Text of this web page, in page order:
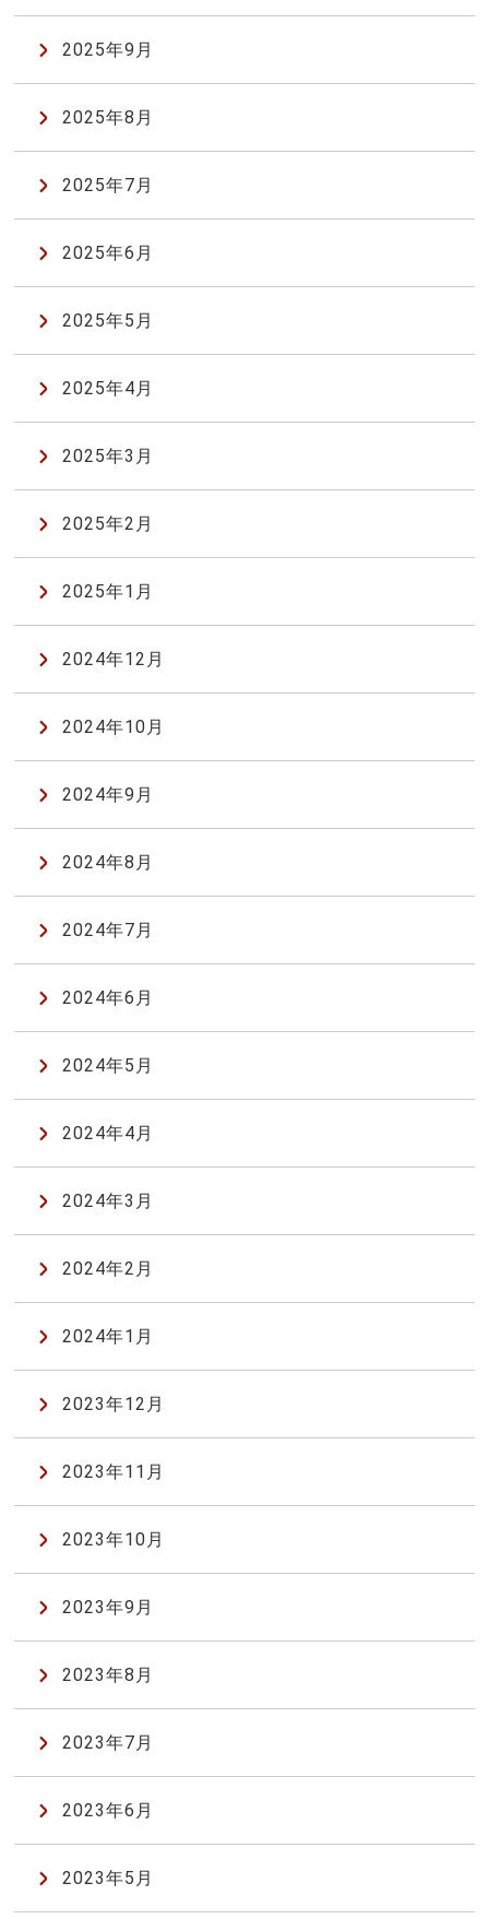
2025年9月
2025年8月
2025年7月
2025年6月
2025年5月
2025年4月
2025年3月
2025年2月
2025年1月
2024年12月
2024年10月
2024年9月
2024年8月
2024年7月
2024年6月
2024年5月
2024年4月
2024年3月
2024年2月
2024年1月
2023年12月
2023年11月
2023年10月
2023年9月
2023年8月
2023年7月
2023年6月
2023年5月